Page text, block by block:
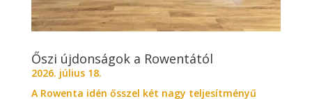
Őszi újdonságok a Rowentától
2026. július 18.
A Rowenta idén ősszel két nagy teljesítményű